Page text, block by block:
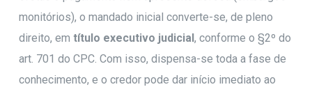
monitórios), o mandado inicial converte-se, de pleno
direito, emtítulo executivo judicial, conforme o §2º do
art. 701 do CPC. Com isso, dispensa-se toda a fase de
conhecimento, e o credor pode dar início imediato ao